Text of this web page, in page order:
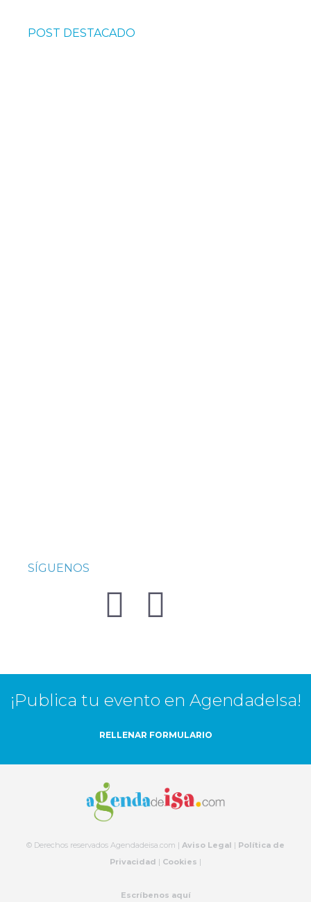
POST DESTACADO
SÍGUENOS
¡Publica tu evento en AgendadeIsa!
RELLENAR FORMULARIO
© Derechos reservados Agendadeisa.com | Aviso Legal | Política de
Privacidad | Cookies |
Escríbenos aquí